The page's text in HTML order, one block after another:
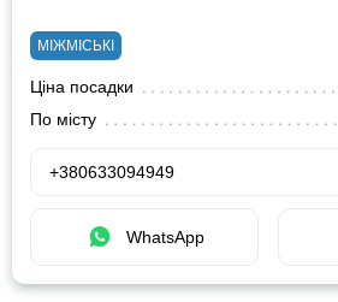
МІЖМІСЬКІ
Ціна посадки
По місту
+380633094949
WhatsApp